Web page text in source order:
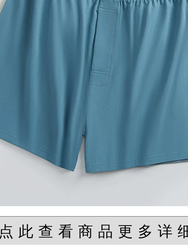
点此查看商品更多详